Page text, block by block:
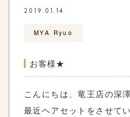
2019.01.14
MYA Ryuo
お客様★
こんにちは、竜王店の深
最近ヘアセットをさせて